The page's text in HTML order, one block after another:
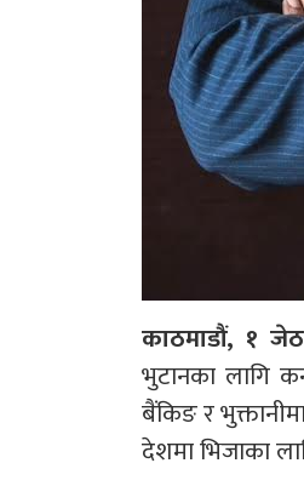
काठमाडौं, १ जेठ
भुटानका लागि
बैंकिङ र
देशमा भिजाका